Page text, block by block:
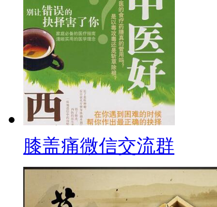
膝盖痛微信交流群